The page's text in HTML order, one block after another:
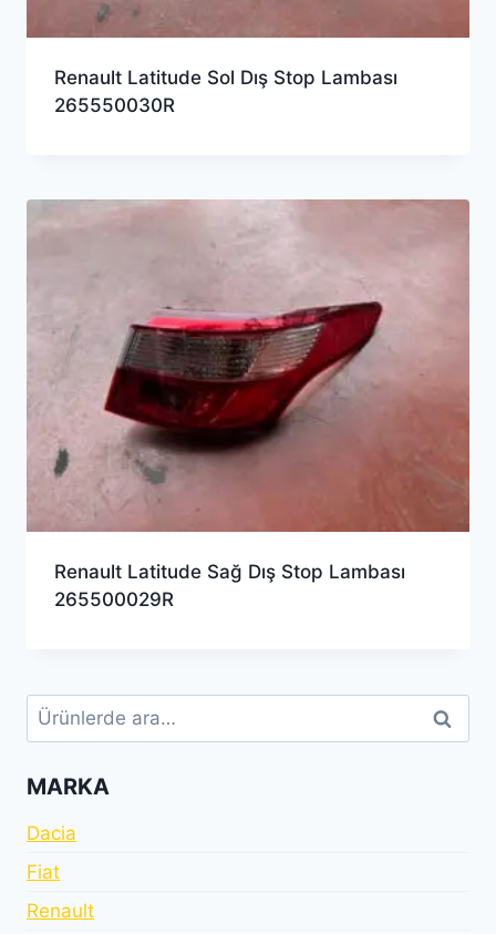
Renault Latitude Sol Dış Stop Lambası
265550030R
Renault Latitude Sağ Dış Stop Lambası
265500029R
Ara: Ara
MARKA
Dacia
Fiat
Renault